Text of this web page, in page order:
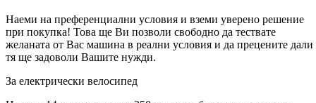
Наеми на преференциални условия и вземи уверено решение
при покупка! Това ще Ви позволи свободно да тествате
желаната от Вас машина в реални условия и да прецените дали
тя ще задоволи Вашите нужди.
За електрически велосипед